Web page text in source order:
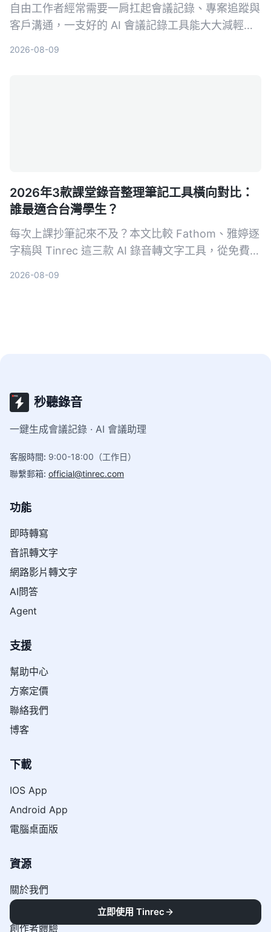
自由工作者經常需要一肩扛起會議記錄、專案追蹤與
客戶溝通，一支好的 AI 會議記錄工具能大大減輕負
2026-08-09
2026年3款課堂錄音整理筆記工具橫向對比：
誰最適合台灣學生？
每次上課抄筆記來不及？本文比較 Fathom、雅婷逐
字稿與 Tinrec 這三款 AI 錄音轉文字工具，從免費額
2026-08-09
秒聽錄音
一鍵生成會議記錄 · AI 會議助理
客服時間: 9:00-18:00（工作日）
聯繫郵箱: official@tinrec.com
功能
即時轉寫
音訊轉文字
網路影片轉文字
AI問答
Agent
支援
幫助中心
方案定價
聯絡我們
博客
下載
IOS App
Android App
電腦桌面版
資源
關於我們
用戶故事
創作者體驗
立即使用 Tinrec